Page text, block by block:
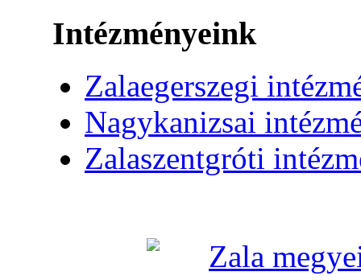
Intézményeink
Zalaegerszegi
Nagykanizsai
Zalaszentgróti